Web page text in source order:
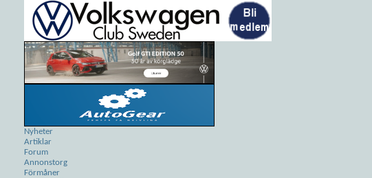
Nyheter
Artiklar
Forum
Annonstorg
Förmåner